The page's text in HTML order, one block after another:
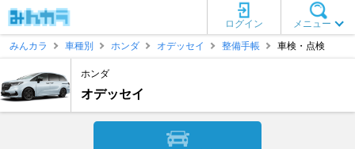
メニュー
ログイン
みんカラ
車種別 ホンダ オデッセイ 整備手帳 車検・点検
ホンダ
オデッセイ